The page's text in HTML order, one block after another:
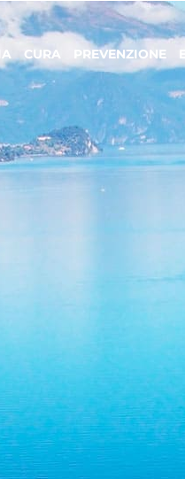
CURA PREVENZIONE